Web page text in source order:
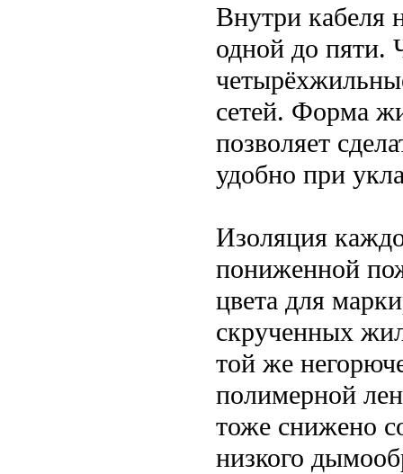
Внутри кабеля
одной до пяти.
сетей. Форма
позволяет
удобно при
Изоляция
пониженной
цвета для
скрученных
той же
полимерной
тоже снижено
низкого